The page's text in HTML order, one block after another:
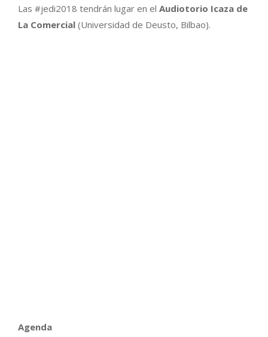
Las #jedi2018 tendrán lugar en el Audiotorio Icaza de
La Comercial (Universidad de Deusto, Bilbao).
Agenda